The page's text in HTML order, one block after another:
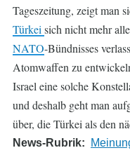
Tageszeitung, zeigt man
Türkei sich nicht mehr
NATO-Bündnisses
Atomwaffen zu
Israel eine solche
und deshalb geht man
über, die Türkei als den
News-Rubrik